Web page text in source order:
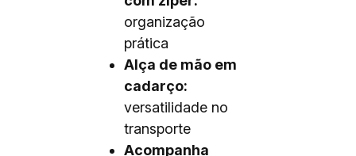
organização
prática
Alça de mão em
cadarço:
versatilidade no
transporte
Acompanha